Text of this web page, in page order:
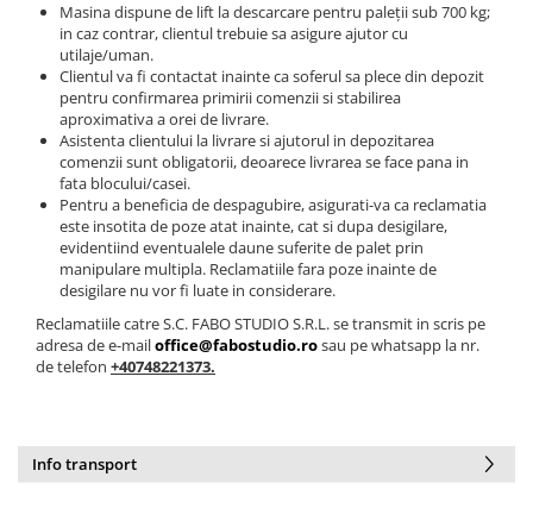
Masina dispune de lift la descarcare pentru paleții sub 700 kg;
in caz contrar, clientul trebuie sa asigure ajutor cu
utilaje/uman.
Clientul va fi contactat inainte ca soferul sa plece din depozit
pentru confirmarea primirii comenzii si stabilirea
aproximativa a orei de livrare.
Asistenta clientului la livrare si ajutorul in depozitarea
comenzii sunt obligatorii, deoarece livrarea se face pana in
fata blocului/casei.
Pentru a beneficia de despagubire, asigurati-va ca reclamatia
este insotita de poze atat inainte, cat si dupa desigilare,
evidentiind eventualele daune suferite de palet prin
manipulare multipla. Reclamatiile fara poze inainte de
desigilare nu vor fi luate in considerare.
Reclamatiile catre S.C. FABO STUDIO S.R.L. se transmit in scris pe
adresa de e-mailoffice@fabostudio.rosau pe whatsapp la nr.
de telefon +40748221373.
Info transport